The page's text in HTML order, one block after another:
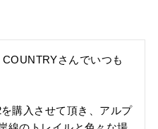
さんでいつも
購入させて頂き、アルプ